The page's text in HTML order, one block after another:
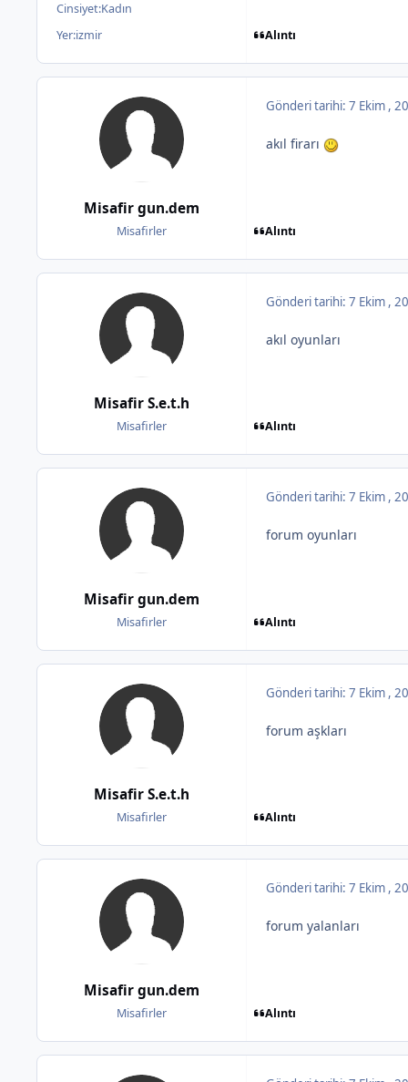
Cinsiyet:Kadın
Yer:izmir Alıntı
Misafir gun.dem
Misafirler
Gönderi tarihi: 7 Ekim ,
akıl firarı
Alıntı
Misafir S.e.t.h
Misafirler
Gönderi tarihi: 7 Ekim ,
akıl oyunları
Alıntı
Misafir gun.dem
Misafirler
Gönderi tarihi: 7 Ekim ,
forum oyunları
Alıntı
Misafir S.e.t.h
Misafirler
Gönderi tarihi: 7 Ekim ,
forum aşkları
Alıntı
Misafir gun.dem
Misafirler
Gönderi tarihi: 7 Ekim ,
forum yalanları
Alıntı